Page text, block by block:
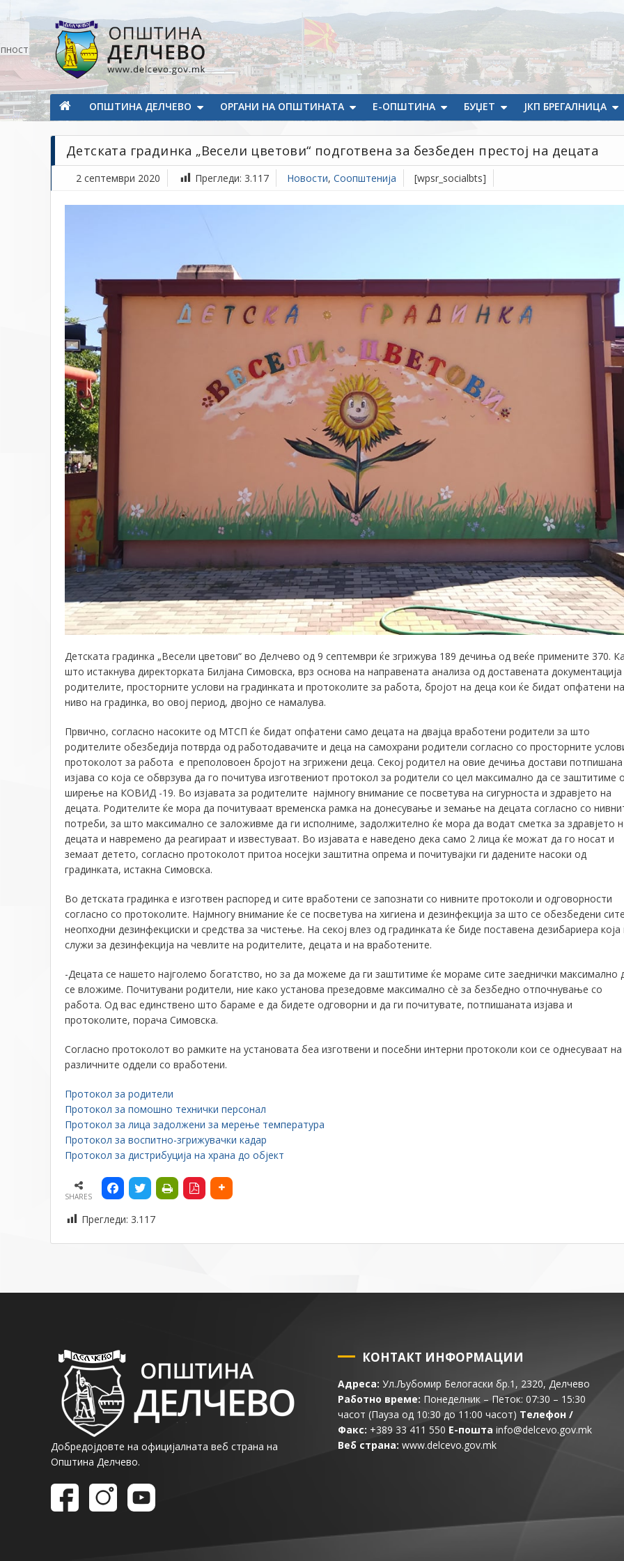
Општина Делчево
Општина Делчево
ОПШТИНА ДЕЛЧЕВО ОРГАНИ НА ОПШТИНАТА Е-ОПШТИНА БУЏЕТ ЈКП БРЕГАЛНИЦА
Детската градинка „Весели цветови“ подготвена за безбеден престој на децата
2 септември 2020 Прегледи: 3.117 Новости, Соопштенија [wpsr_socialbts]
Детската градинка „Весели цветови“ во Делчево од 9 септември ќе згрижува 189 дечиња од веќе примените 370.
што истакнува директорката Билјана Симовска, врз основа на направената анализа од доставената
родителите, просторните услови на градинката и протоколите за работа, бројот на деца кои ќе бидат опфатени на
ниво на градинка, во овој период, двојно се намалува.
Првично, согласно насоките од МТСП ќе бидат опфатени само децата на двајца вработени родители за што
родителите обезбедија потврда од работодавачите и деца на самохрани родители согласно со просторните
протоколот за работа е преполовоен бројот на згрижени деца. Секој родител на овие дечиња достави потпишана
изјава со која се обврзува да го почитува изготвениот протокол за родители со цел максимално да се заштитиме
ширење на КОВИД -19. Во изјавата за родителите најмногу внимание се посветува на сигурноста и здравјето на
децата. Родителите ќе мора да почитуваат временска рамка на донесување и земање на децата согласно со
потреби, за што максимално се заложивме да ги исполниме, задолжително ќе мора да водат сметка за здравјето
децата и навремено да реагираат и известуваат. Во изјавата е наведено дека само 2 лица ќе можат да го носат и
земаат детето, согласно протоколот притоа носејки заштитна опрема и почитувајки ги дадените насоки од
градинката, истакна Симовска.
Во детската градинка е изготвен распоред и сите вработени се запознати со нивните протоколи и одговорности
согласно со протоколите. Најмногу внимание ќе се посветува на хигиена и дезинфекција за што се обезбедени
неопходни дезинфекциски и средства за чистење. На секој влез од градинката ќе биде поставена дезибариера која
служи за дезинфекција на чевлите на родителите, децата и на вработените.
-Децата се нашето најголемо богатство, но за да можеме да ги заштитиме ќе мораме сите заеднички максимално
се вложиме. Почитувани родители, ние како установа презедовме максимално сè за безбедно отпочнување со
работа. Од вас единствено што бараме е да бидете одговорни и да ги почитувате, потпишаната изјава и
протоколите, порача Симовска.
Согласно протоколот во рамките на установата беа изготвени и посебни интерни протоколи кои се однесуваат на
различните оддели со вработени.
Протокол за родители
Протокол за помошно технички персонал
Протокол за лица задолжени за мерење температура
Протокол за воспитно-згрижувачки кадар
Протокол за дистрибуција на храна до објект
SHARES
Прегледи: 3.117
Добредојдовте на официјалната веб страна на
Општина Делчево.
КОНТАКТ ИНФОРМАЦИИ
Адреса: Ул.Љубомир Белогаски бр.1, 2320, Делчево
Работно време: Понеделник – Петок: 07:30 – 15:30
часот (Пауза од 10:30 до 11:00 часот) Телефон /
Факс: +389 33 411 550 Е-пошта info@delcevo.gov.mk
Веб страна: www.delcevo.gov.mk